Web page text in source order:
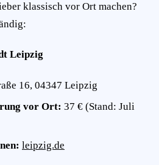
klassisch vor Ort machen?
Leipzig
16, 04347 Leipzig
vor Ort: 37 € (Stand: Juli
leipzig.de